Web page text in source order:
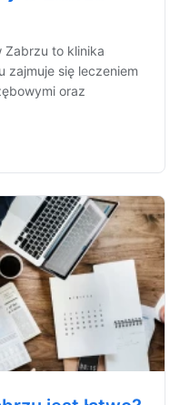
Zabrzu to klinika
zajmuje się leczeniem
oraz